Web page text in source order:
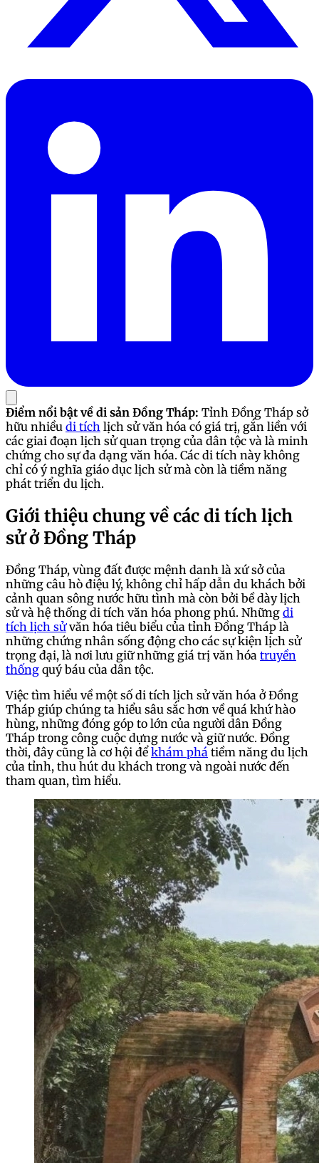
Điểm nổi bật về di sản Đồng Tháp: Tỉnh Đồng Tháp sở
hữu nhiều di tích lịch sử văn hóa có giá trị, gắn liền với
các giai đoạn lịch sử quan trọng của dân tộc và là minh
chứng cho sự đa dạng văn hóa. Các di tích này không
chỉ có ý nghĩa giáo dục lịch sử mà còn là tiềm năng
phát triển du lịch.
Giới thiệu chung về các di tích lịch
sử ở Đồng Tháp
Đồng Tháp, vùng đất được mệnh danh là xứ sở của
những câu hò điệu lý, không chỉ hấp dẫn du khách bởi
cảnh quan sông nước hữu tình mà còn bởi bề dày lịch
sử và hệ thống di tích văn hóa phong phú. Những di
tích lịch sửvăn hóa tiêu biểu của tỉnh Đồng Tháp là
những chứng nhân sống động cho các sự kiện lịch sử
trọng đại, là nơi lưu giữ những giá trị văn hóa truyền
thống quý báu của dân tộc.
Việc tìm hiểu về một số di tích lịch sử văn hóa ở Đồng
Tháp giúp chúng ta hiểu sâu sắc hơn về quá khứ hào
hùng, những đóng góp to lớn của người dân Đồng
Tháp trong công cuộc dựng nước và giữ nước. Đồng
thời, đây cũng là cơ hội để khám phá tiềm năng du lịch
của tỉnh, thu hút du khách trong và ngoài nước đến
tham quan, tìm hiểu.